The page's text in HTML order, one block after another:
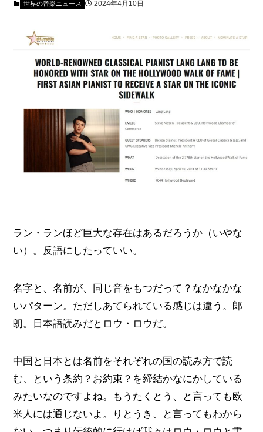
世界の音楽ニュース 2024年4月10日
ラン・ランほど巨大な存在はあるだろうか（いやな
い）。反語にしたっていい。
名字と、名前が、同じ音をもつだって？なかなかな
いパターン。ただしあてられている感じは違う。郎
朗。日本語読みだとロウ・ロウだ。
中国と日本とは名前をそれぞれの国の読み方で読
む、という条約？お約束？を締結かなにかしている
みたいなのですよね。もうたくとう、と言っても欧
米人には通じないよ。りとうき、と言ってもわから